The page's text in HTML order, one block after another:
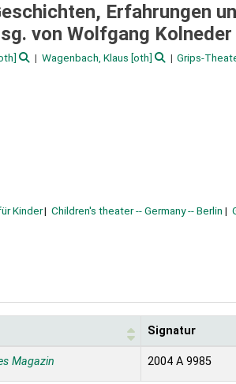
Erfahrungen
von Wolfgang Kolneder
Wagenbach, Klaus [oth] Grips-
Kinder Children's theater -- Germany -- Berlin
Signatur
Magazin 2004 A 9985